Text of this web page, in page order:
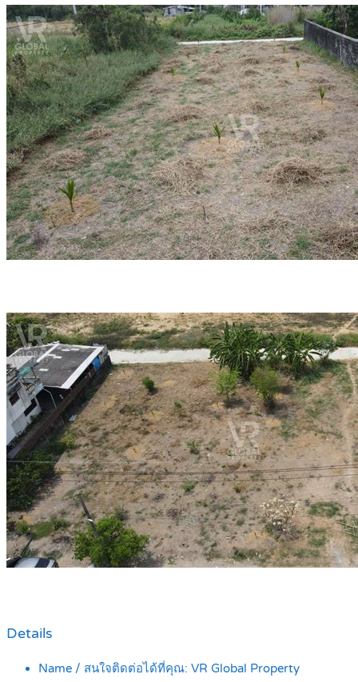
Details
Name / สนใจติดต่อได้ที่คุณ: VR Global Property